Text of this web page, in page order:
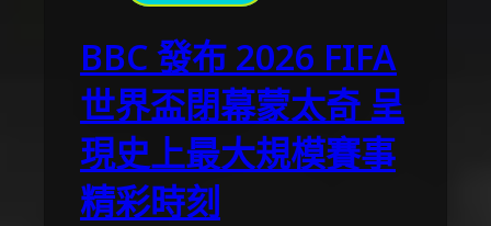
BBC 發布 2026 FIFA
世界盃閉幕蒙太奇 呈
現史上最大規模賽事
精彩時刻